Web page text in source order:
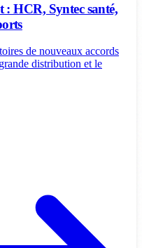
: HCR, Syntec santé,
de nouveaux accords
distribution et le